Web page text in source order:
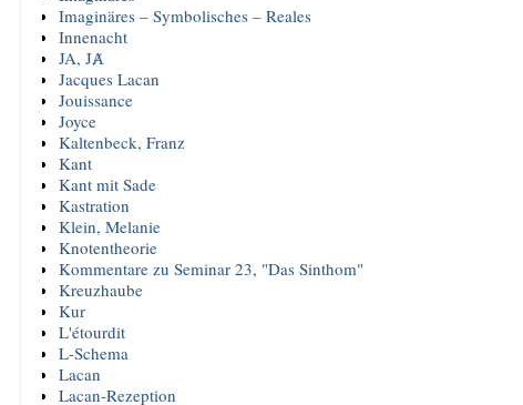
Imaginäres – Symbolisches – Reales
Innenacht
JA, JȺ
Jacques Lacan
Jouissance
Joyce
Kaltenbeck, Franz
Kant
Kant mit Sade
Kastration
Klein, Melanie
Knotentheorie
Kommentare zu Seminar 23, "Das Sinthom"
Kreuzhaube
Kur
L'étourdit
L-Schema
Lacan
Lacan-Rezeption